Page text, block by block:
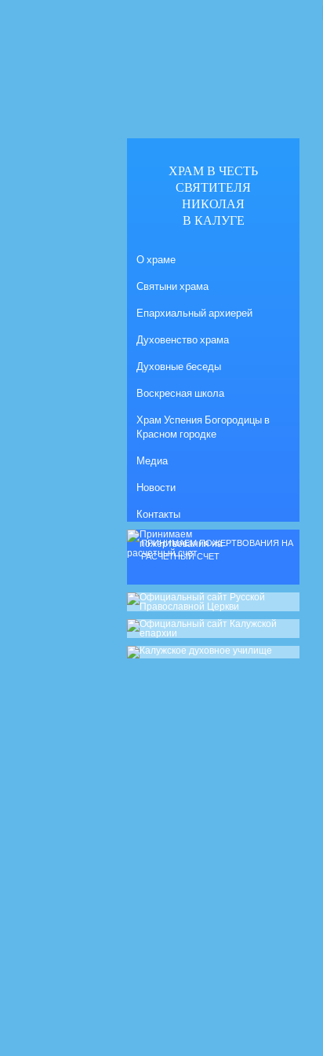
ХРАМ В ЧЕСТЬ
СВЯТИТЕЛЯ
НИКОЛАЯ
В КАЛУГЕ
О храме
Святыни храма
Епархиальный архиерей
Духовенство храма
Духовные беседы
Воскресная школа
Храм Успения Богородицы в
Красном городке
Медиа
Новости
Контакты
ПРИНИМАЕМ ПОЖЕРТВОВАНИЯ НА
РАСЧЕТНЫЙ СЧЕТ